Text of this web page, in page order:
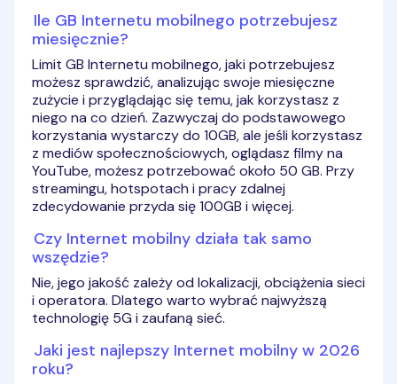
Ile GB Internetu mobilnego potrzebujesz
miesięcznie?
Limit GB Internetu mobilnego, jaki potrzebujesz
możesz sprawdzić, analizując swoje miesięczne
zużycie i przyglądając się temu, jak korzystasz z
niego na co dzień. Zazwyczaj do podstawowego
korzystania wystarczy do 10GB, ale jeśli korzystasz
z mediów społecznościowych, oglądasz filmy na
YouTube, możesz potrzebować około 50 GB. Przy
streamingu, hotspotach i pracy zdalnej
zdecydowanie przyda się 100GB i więcej.
Czy Internet mobilny działa tak samo
wszędzie?
Nie, jego jakość zależy od lokalizacji, obciążenia sieci
i operatora. Dlatego warto wybrać najwyższą
technologię 5G i zaufaną sieć.
Jaki jest najlepszy Internet mobilny w 2026
roku?